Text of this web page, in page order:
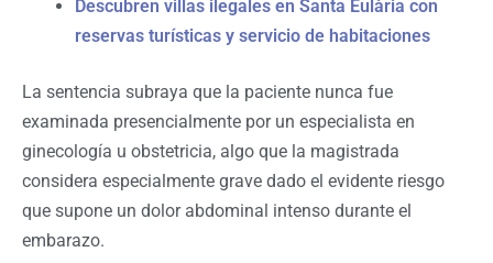
Descubren villas ilegales en Santa Eulària con
reservas turísticas y servicio de habitaciones
La sentencia subraya que la paciente nunca fue
examinada presencialmente por un especialista en
ginecología u obstetricia, algo que la magistrada
considera especialmente grave dado el evidente riesgo
que supone un dolor abdominal intenso durante el
embarazo.